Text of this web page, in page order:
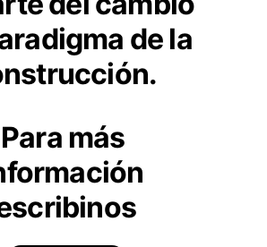
de la
Para más